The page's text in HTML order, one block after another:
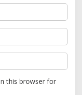
this browser for